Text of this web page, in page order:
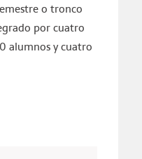
o tronco
por cuatro
alumnos y cuatro